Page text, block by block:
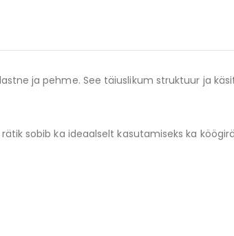
ja pehme. See täiuslikum struktuur ja
sobib ka ideaalselt kasutamiseks ka